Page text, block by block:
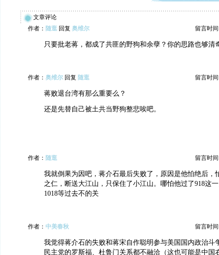
文章评论
作者： 随逛 回复 奥维尔 留言时间
只要批老蒋，都成了共匪的野狗和余孽？你的思路也够清
作者： 奥维尔 回复 随逛 留言时间
蒋败退台湾有那么重要么？
还是先替自己被土共当野狗整悲唉吧。
作者： 随逛 留言时间
我就倒果为因吧，蒋介石最后失败了，原因是他怕绝后，
之仁，断送大江山，只保住了小江山。哪怕他过了918这
1018等过去不的关
作者： 中美春秋 留言时间
我觉得蒋介石的失败和蒋宋自作聪明参与美国国内政治斗
民主党的罗斯福、杜鲁门关系都不融洽（这也可能是中国